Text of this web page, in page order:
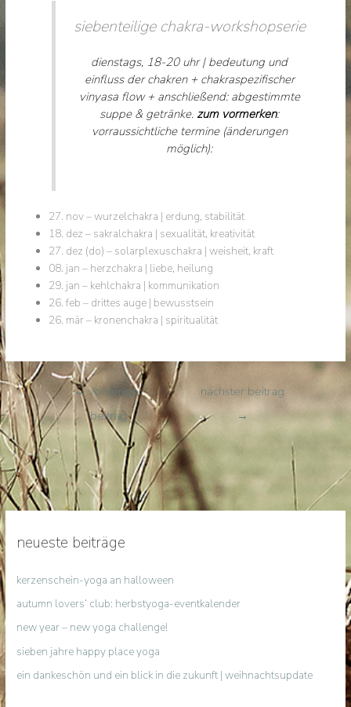
neueste beiträge
kerzenschein-yoga an halloween
autumn lovers‘ club: herbstyoga-eventkalender
new year – new yoga challenge!
sieben jahre happy place yoga
ein dankeschön und ein blick in die zukunft | weihnachtsupdate
siebenteilige chakra-workshopserie
dienstags, 18-20 uhr | bedeutung und
einfluss der chakren + chakraspezifischer
vinyasa flow + anschließend: abgestimmte
suppe & getränke. zum vormerken:
vorraussichtliche termine (änderungen
möglich):
27. nov – wurzelchakra | erdung, stabilität
18. dez – sakralchakra | sexualität, kreativität
27. dez (do) – solarplexuschakra | weisheit, kraft
08. jan – herzchakra | liebe, heilung
29. jan – kehlchakra | kommunikation
26. feb – drittes auge | bewusstsein
26. mär – kronenchakra | spiritualität
←vorheriger
beitrag
nächster beitrag
→